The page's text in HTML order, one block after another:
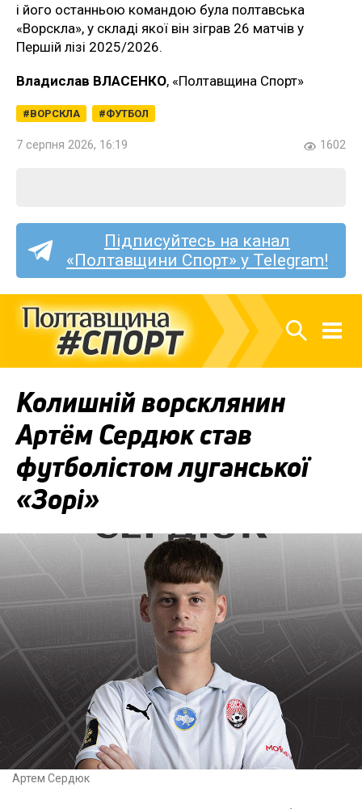
і його останньою командою була полтавська
«Ворскла», у складі якої він зіграв 26 матчів у
Першій лізі 2025/2026.
Владислав ВЛАСЕНКО, «Полтавщина Спорт»
ВОРСКЛА ФУТБОЛ
7 серпня 2026, 16:19 1602
Підписуйтесь на канал
«Полтавщини Спорт» у Telegram!
Колишній ворсклянин
Артём Сердюк став
футболістом луганської
«Зорі»
Артем Сердюк